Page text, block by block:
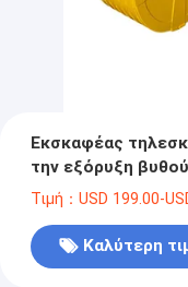
Εκσκαφέας
την εξόρυξη βυθού
Τιμή：USD 199.00-
Καλύτερη